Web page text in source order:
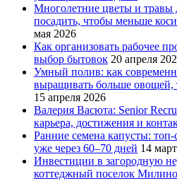
Многолетние цветы и травы
посадить, чтобы меньше
мая 2026
Как организовать рабочее
выбор бытовок 20 апреля
Умный полив: как
выращивать больше овощей,
15 апреля 2026
Валерия Васюта: Senior
карьера, достижения и
Ранние семена капусты:
уже через 60–70 дней 14
Инвестиции в загородную
коттеджный поселок Милино